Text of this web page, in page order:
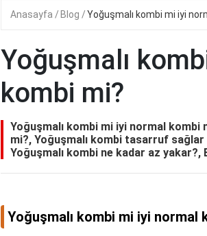
Anasayfa Blog Yoğuşmalı kombi mi iyi
Yoğuşmalı
kombi mi?
Yoğuşmalı kombi mi iyi normal kombi
mi?, Yoğuşmalı kombi tasarruf sağlar
Yoğuşmalı kombi ne kadar az
Yoğuşmalı kombi mi iyi normal